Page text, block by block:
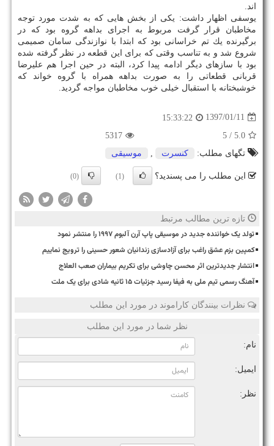
اند.
یوسفی اظهار داشت: یكی از بخش هایی كه به شدت مورد توجه
مخاطبان قرار گرفت مربوط به اجرای بداهه گروه بود كه در
برگیرنده یك تم خراسانی بود كه ابتدا با نوازندگی سامان صمیمی
شروع شد و به تناسب وقتی كه برای این قطعه در نظر گرفته شده
بود با سازهای دیگر ادامه پیدا كرد، البته در حین اجرا هم علیرضا
قربانی قطعاتی را به صورت بداهه همراه با گروه خواند كه
خوشبختانه با استقبال خیلی خوب مخاطبان مواجه گردید.
1397/01/11
15:33:22
5.0
/ 5
5317
تگهای مطلب:
كنسرت , موسیقی
این مطلب را می پسندید؟ (1)
(0)
تازه ترین مطالب مرتبط
تولد یک خواننده جدید در موسیقی پاپ آرن آلبوم ۱۹۹۷ را منتشر نمود
کمپین بزم عشق راغب برای آزادسازی زندانیان شعور حسینی را ترویج نماییم
انتشار جدیدترین اثر محسن چاوشی برای تکریم بیماران صعب العلاج
آهنگ رسمی تیم ملی به فیفا رسید جزئیات ۱۵ ثانیه شادی برای یک ملت
نظرات بینندگان کاراموند در مورد این مطلب
نظر شما در مورد این مطلب
نام:
ایمیل:
نظر: